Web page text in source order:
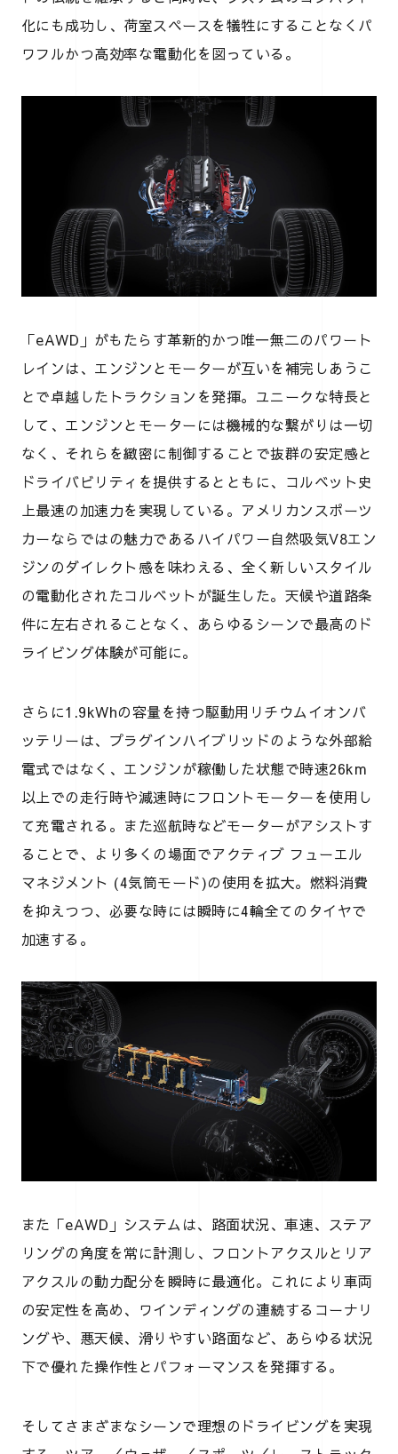
化にも成功し、荷室スペースを犠牲にすることなくパ
ワフルかつ高効率な電動化を図っている。
「eAWD」がもたらす革新的かつ唯一無二のパワート
レインは、エンジンとモーターが互いを補完しあうこ
とで卓越したトラクションを発揮。ユニークな特長と
して、エンジンとモーターには機械的な繋がりは一切
なく、それらを緻密に制御することで抜群の安定感と
ドライバビリティを提供するとともに、コルベット史
上最速の加速力を実現している。アメリカンスポーツ
カーならではの魅力であるハイパワー自然吸気V8エン
ジンのダイレクト感を味わえる、全く新しいスタイル
の電動化されたコルベットが誕生した。天候や道路条
件に左右されることなく、あらゆるシーンで最高のド
ライビング体験が可能に。
さらに1.9kWhの容量を持つ駆動用リチウムイオンバ
ッテリーは、プラグインハイブリッドのような外部給
電式ではなく、エンジンが稼働した状態で時速26km
以上での走行時や減速時にフロントモーターを使用し
て充電される。また巡航時などモーターがアシストす
ることで、より多くの場面でアクティブ フューエル
マネジメント (4気筒モード)の使用を拡大。燃料消費
を抑えつつ、必要な時には瞬時に4輪全てのタイヤで
加速する。
また「eAWD」システムは、路面状況、車速、ステア
リングの角度を常に計測し、フロントアクスルとリア
アクスルの動力配分を瞬時に最適化。これにより車両
の安定性を高め、ワインディングの連続するコーナリ
ングや、悪天候、滑りやすい路面など、あらゆる状況
下で優れた操作性とパフォーマンスを発揮する。
そしてさまざまなシーンで理想のドライビングを実現